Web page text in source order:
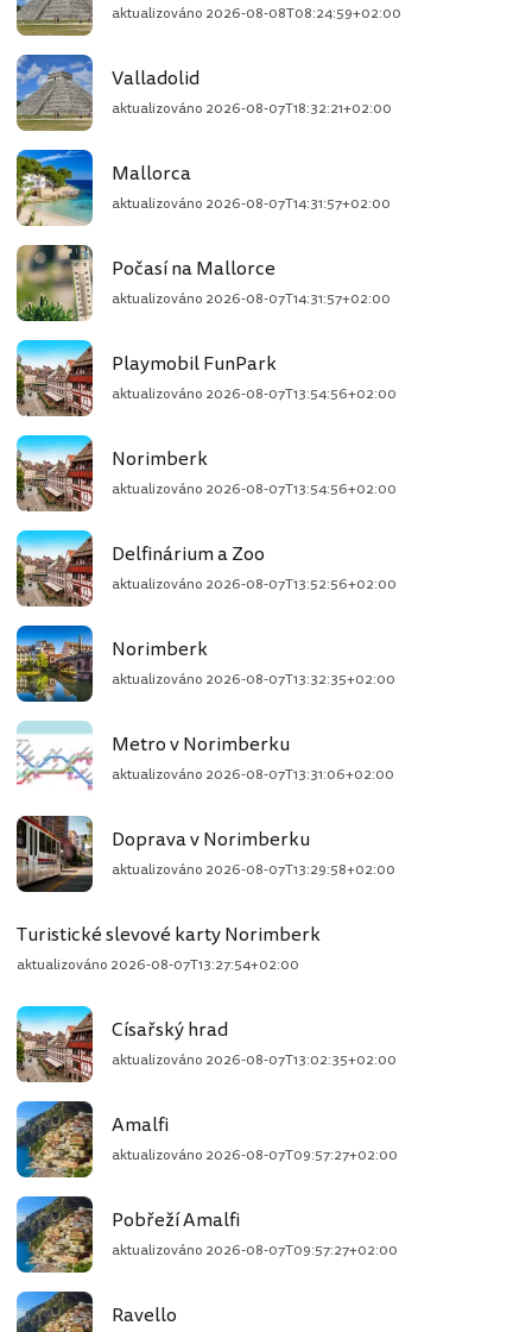
aktualizováno 2026-08-08T08:24:59+02:00
Valladolid
aktualizováno 2026-08-07T18:32:21+02:00
Mallorca
aktualizováno 2026-08-07T14:31:57+02:00
Počasí na Mallorce
aktualizováno 2026-08-07T14:31:57+02:00
Playmobil FunPark
aktualizováno 2026-08-07T13:54:56+02:00
Norimberk
aktualizováno 2026-08-07T13:54:56+02:00
Delfinárium a Zoo
aktualizováno 2026-08-07T13:52:56+02:00
Norimberk
aktualizováno 2026-08-07T13:32:35+02:00
Metro v Norimberku
aktualizováno 2026-08-07T13:31:06+02:00
Doprava v Norimberku
aktualizováno 2026-08-07T13:29:58+02:00
Turistické slevové karty Norimberk
aktualizováno 2026-08-07T13:27:54+02:00
Císařský hrad
aktualizováno 2026-08-07T13:02:35+02:00
Amalfi
aktualizováno 2026-08-07T09:57:27+02:00
Pobřeží Amalfi
aktualizováno 2026-08-07T09:57:27+02:00
Ravello